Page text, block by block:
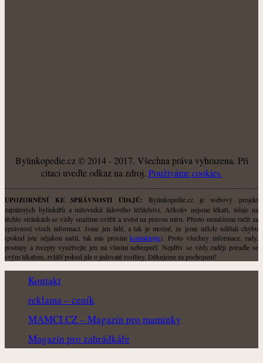
Bylinkopedie.cz © 2014 - 2017. Všechna práva vyhrazena. Při
citaci uveďte odkaz na zdroj. Použiváme cookies.
UPOZORNĚNÍ KE SPRÁVNOSTI ÚDAJŮ: Bylinkopedie.cz je webový projekt
zapálených bylinkářů a milovníků lidového léčitelství. Ačkoliv nejsme lékaři, údaje na
těchto stránkách se vždy snažíme ověřit a uvést na pravou míru. Přesto nemůžeme ručit za
správnost všech informací. Jsme jen lidé, a tak je možné, že jsme někde udělali chybu
(pokud jste nějakou našli, tak nás prosímkontaktujte). Proto všechny informace, rady,
postupy a recepty využívejte jen na vlastní nebezpečí. Nejdřív se vždy raději poraďte se
svým lékařem, zvlášť pokud jde o jedovaté rostliny. Děkujeme za pochopení!
Kontakt
reklama – ceník
MAMCI.CZ – Magazín pro maminky
Magazín pro zahrádkáře